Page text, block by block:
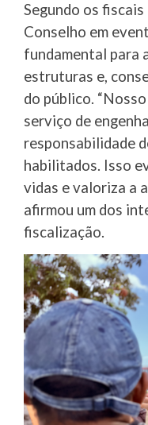
Segundo os fiscais
Conselho em
fundamental para
estruturas e,
do público.
serviço de
responsabilidade
habilitados. Isso
vidas e valoriza a
afirmou um dos
fiscalização.